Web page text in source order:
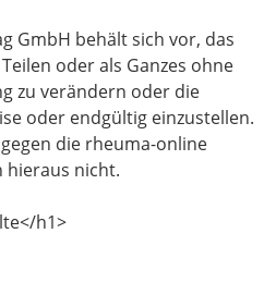
GmbH behält sich vor, das
oder als Ganzes ohne
zu verändern oder die
oder endgültig einzustellen.
die rheuma-online
hieraus nicht.
h1>